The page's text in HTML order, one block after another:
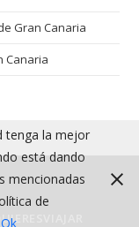
Gran Canaria
Canaria
tenga la mejor
está dando
mencionadas
de
Ok